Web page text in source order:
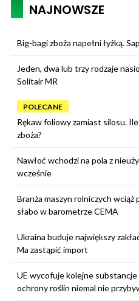
NAJNOWSZE
Big-bagi zboża napełni łyżką.
Jeden, dwa lub trzy rodzaje
Solitair MR
POLECANE
Rękaw foliowy zamiast silosu.
zboża?
Nawłoć wchodzi na pola z
wcześnie
Branża maszyn rolniczych wciąż
słabo w barometrze CEMA
Ukraina buduje największy
Ma zastąpić import
UE wycofuje kolejne
ochrony roślin niemal nie